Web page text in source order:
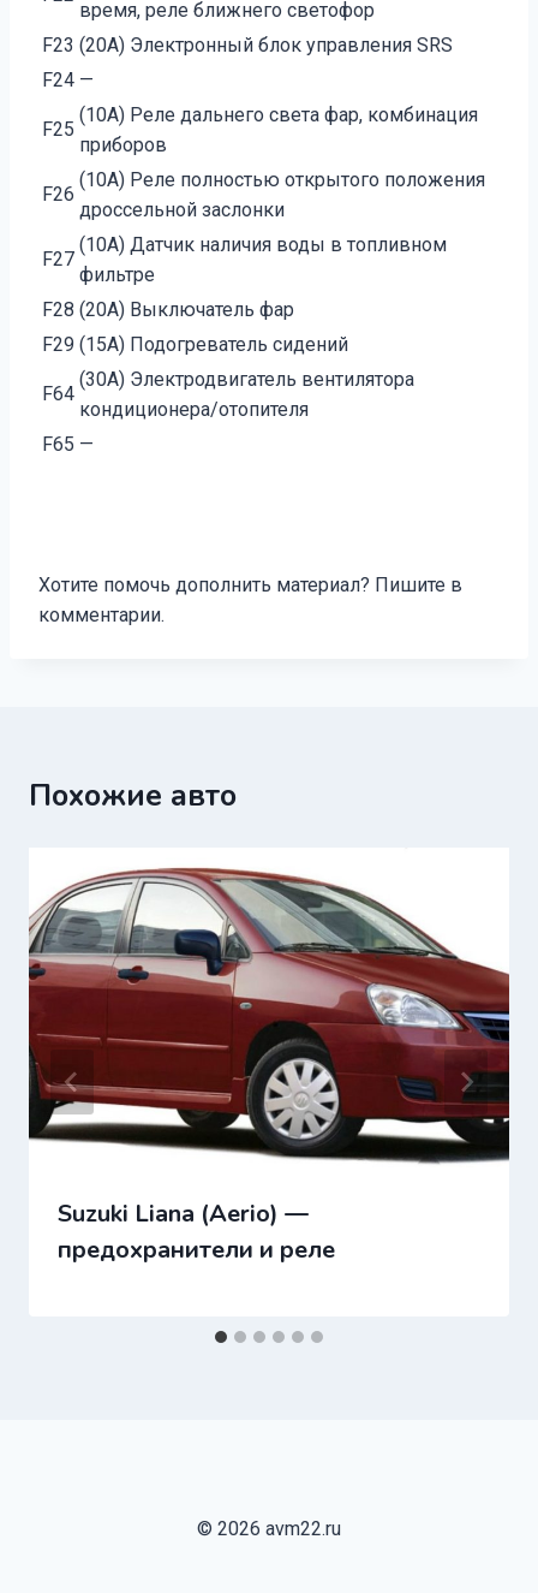
время, реле ближнего светофор
F23 (20A) Электронный блок управления SRS
F24 —
F25
(10A) Реле дальнего света фар, комбинация
приборов
F26
(10A) Реле полностью открытого положения
дроссельной заслонки
F27
(10A) Датчик наличия воды в топливном
фильтре
F28 (20A) Выключатель фар
F29 (15A) Подогреватель сидений
F64
(30A) Электродвигатель вентилятора
кондиционера/отопителя
F65 —
Хотите помочь дополнить материал? Пишите в
комментарии.
Похожие авто
Suzuki Liana (Aerio) —
предохранители и реле
© 2026 avm22.ru